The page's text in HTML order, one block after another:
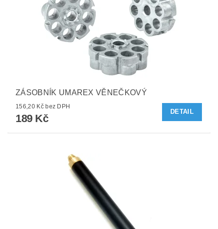
ZÁSOBNÍK UMAREX VĚNEČKOVÝ
156,20 Kč bez DPH
189 Kč
DETAIL